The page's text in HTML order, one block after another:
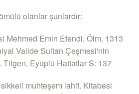
olanlar şunlardır:
Mehmed Emin Efendi. Ölm. 1313
Valide Sultan Çeşmesi'nin
Tilgen, Eyüplü Hattatlar S: 137
muhteşem lahit. Kitabesi